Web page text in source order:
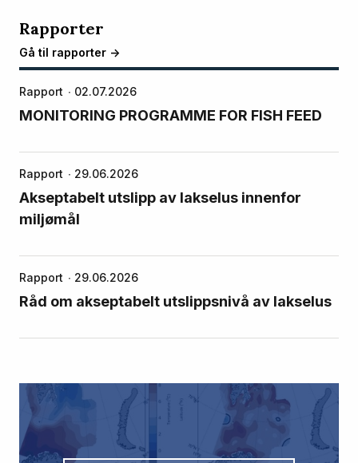
Rapporter
Gå til rapporter ->
Rapport 02.07.2026
MONITORING PROGRAMME FOR FISH FEED
Rapport 29.06.2026
Akseptabelt utslipp av lakselus innenfor
miljømål
Rapport 29.06.2026
Råd om akseptabelt utslippsnivå av lakselus